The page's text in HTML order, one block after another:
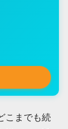
こまでも続